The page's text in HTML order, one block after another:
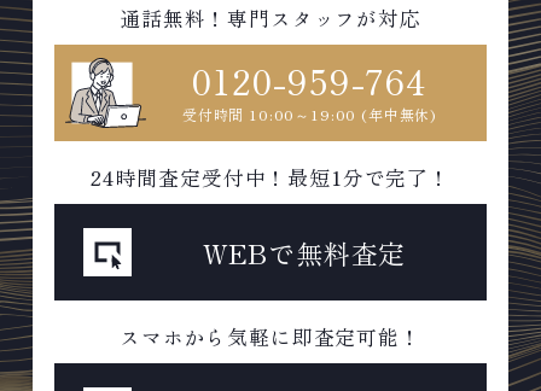
通話無料！専門スタッフが対応
0120-959-764
受付時間 10:00～19:00 (年中無休)
24時間査定受付中！最短1分で完了！
WEBで無料査定
スマホから気軽に即査定可能！